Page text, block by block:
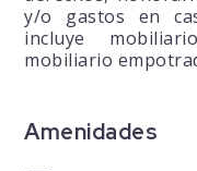
y/o gastos en
incluye
mobiliario
Amenidades